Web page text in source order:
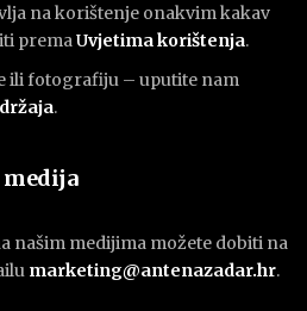
na korištenje onakvim kakav
prema Uvjetima korištenja.
ili fotografiju – uputite nam
.
medija
našim medijima možete dobiti na
marketing@antenazadar.hr.